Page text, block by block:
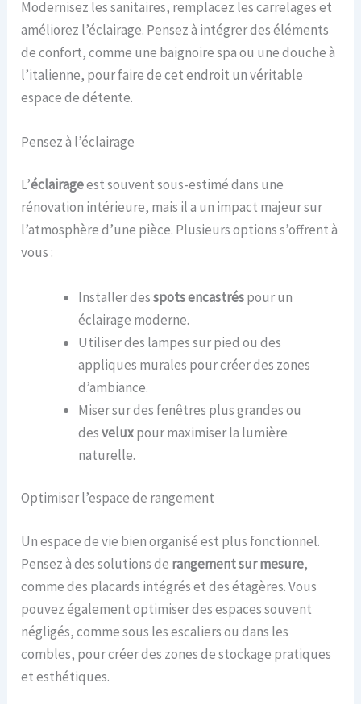
Modernisez les sanitaires, remplacez les carrelages et
améliorez l’éclairage. Pensez à intégrer des éléments
de confort, comme une baignoire spa ou une douche à
l’italienne, pour faire de cet endroit un véritable
espace de détente.
Pensez à l’éclairage
L’éclairageest souvent sous-estimé dans une
rénovation intérieure, mais il a un impact majeur sur
l’atmosphère d’une pièce. Plusieurs options s’offrent à
vous :
Installer desspots encastréspour un
éclairage moderne.
Utiliser des lampes sur pied ou des
appliques murales pour créer des zones
d’ambiance.
Miser sur des fenêtres plus grandes ou
desveluxpour maximiser la lumière
naturelle.
Optimiser l’espace de rangement
Un espace de vie bien organisé est plus fonctionnel.
Pensez à des solutions de rangement sur mesure,
comme des placards intégrés et des étagères. Vous
pouvez également optimiser des espaces souvent
négligés, comme sous les escaliers ou dans les
combles, pour créer des zones de stockage pratiques
et esthétiques.